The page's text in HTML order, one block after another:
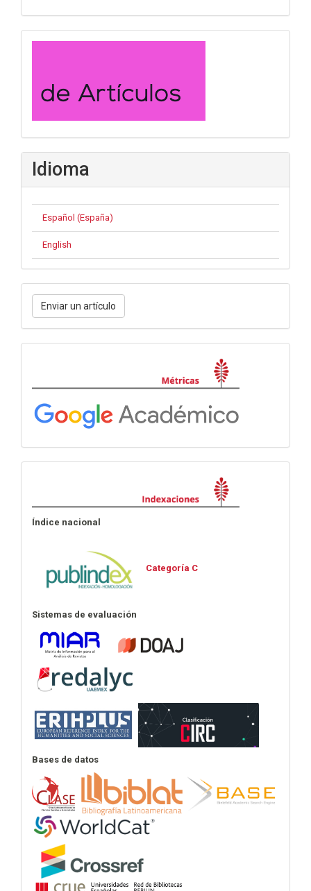
convocatoria
Idioma
Español (España)
English
Enviar
un
artículo
Enviar un artículo
Índice nacional
Categoría C
Sistemas de evaluación
Bases de datos